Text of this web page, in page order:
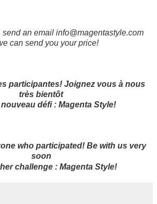
send an email info@magentastyle.com
can send you your price!
participantes! Joignez vous à nous
très bientôt
défi : Magenta Style!
who participated! Be with us very
soon
challenge : Magenta Style!